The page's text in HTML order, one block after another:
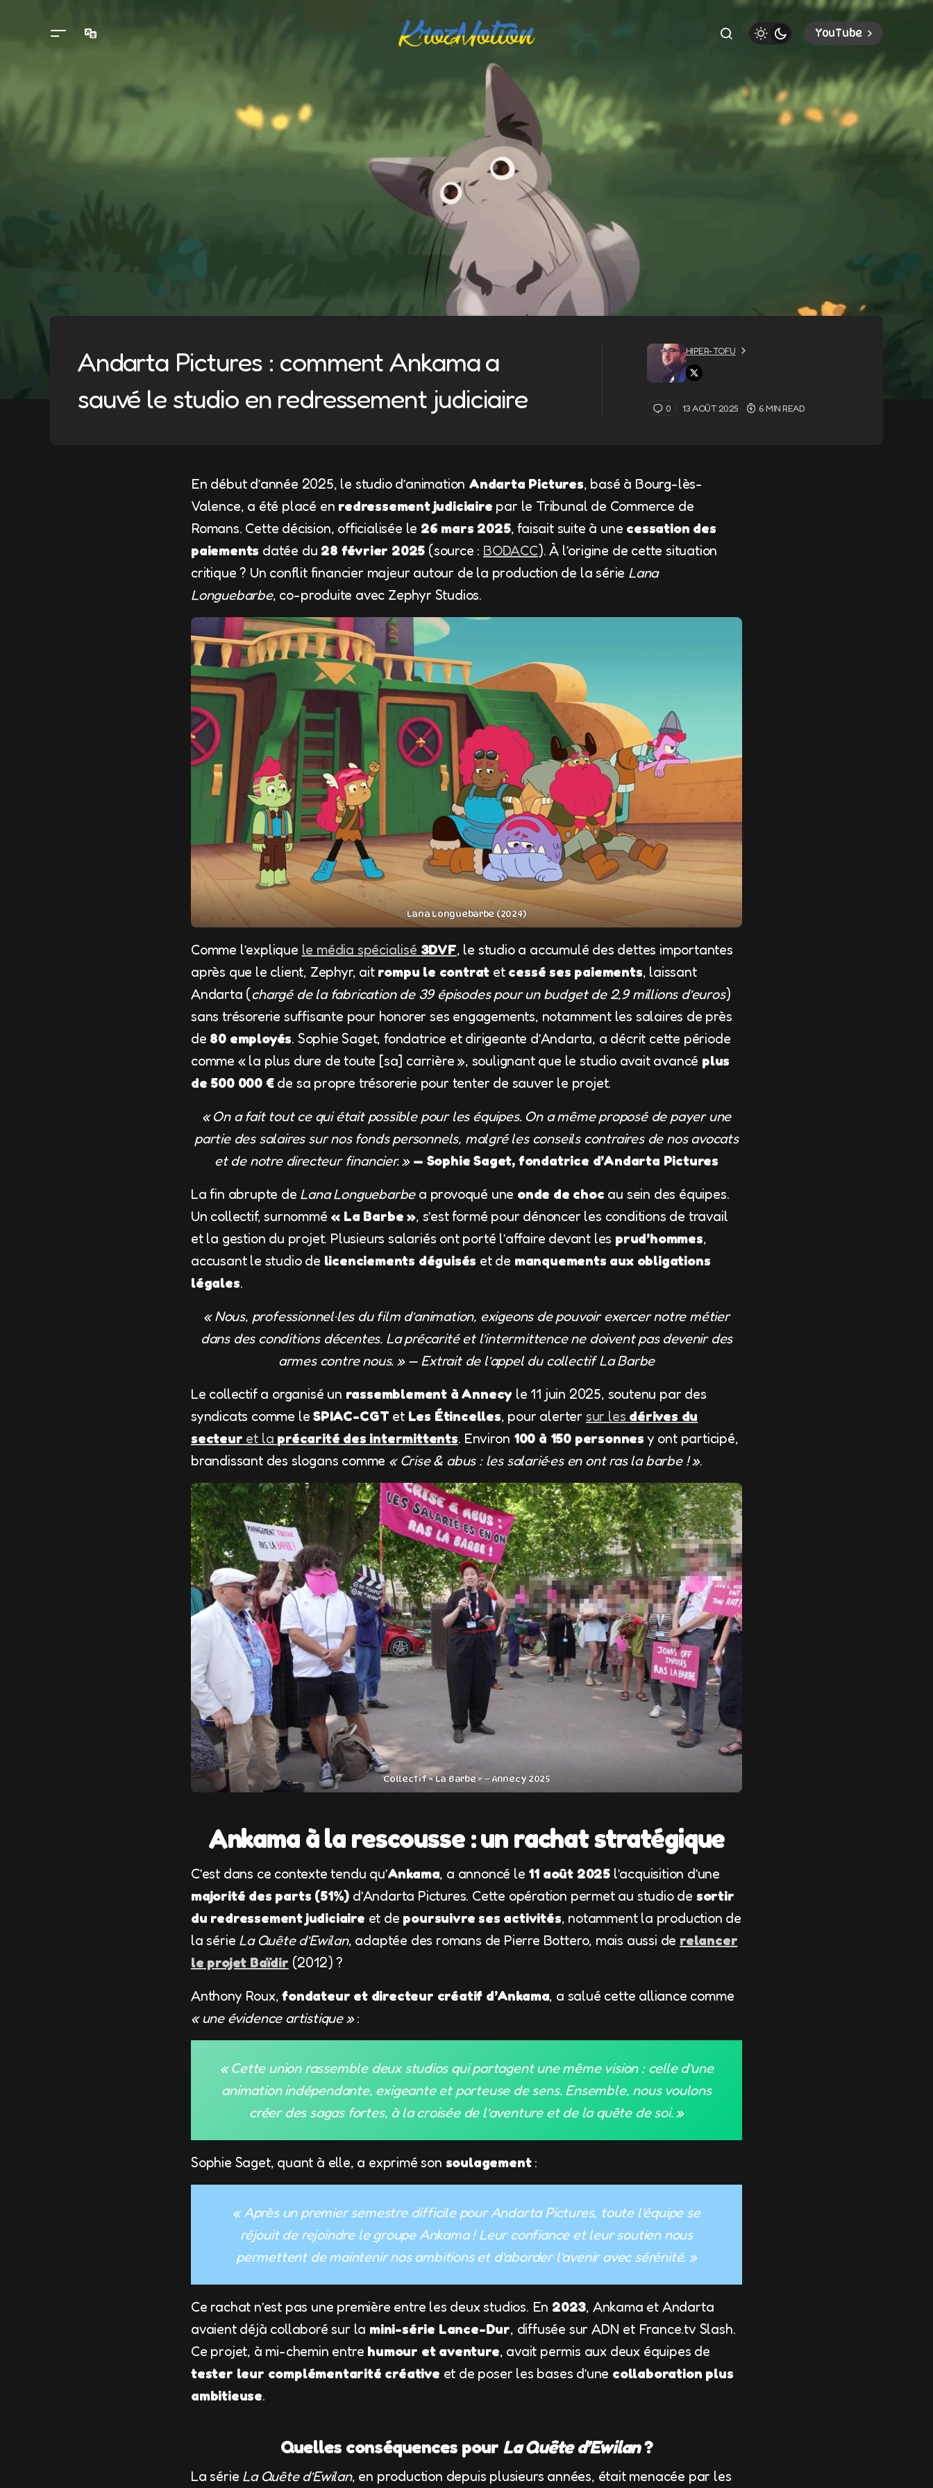
Langues YouTube
Andarta Pictures : comment Ankama a
sauvé le studio en redressement judiciaire
HIPER-TOFU
0 13 AOÛT 2025 6 MIN READ
En début d’année 2025, le studio d’animation Andarta Pictures, basé à Bourg-lès-
Valence, a été placé en redressement judiciaire par le Tribunal de Commerce de
Romans. Cette décision, officialisée le 26 mars 2025, faisait suite à une cessation des
paiements datée du 28 février 2025 (source : BODACC). À l’origine de cette situation
critique ? Un conflit financier majeur autour de la production de la série Lana
Longuebarbe, co-produite avec Zephyr Studios.
Lana Longuebarbe (2024)
Comme l’explique le média spécialisé 3DVF, le studio a accumulé des dettes importantes
après que le client, Zephyr, ait rompu le contrat et cessé ses paiements, laissant
Andarta (chargé de la fabrication de 39 épisodes pour un budget de 2,9 millions d’euros)
sans trésorerie suffisante pour honorer ses engagements, notamment les salaires de près
de 80 employés. Sophie Saget, fondatrice et dirigeante d’Andarta, a décrit cette période
comme « la plus dure de toute [sa] carrière », soulignant que le studio avait avancé plus
de 500 000 €de sa propre trésorerie pour tenter de sauver le projet.
« On a fait tout ce qui était possible pour les équipes. On a même proposé de payer une
partie des salaires sur nos fonds personnels, malgré les conseils contraires de nos avocats
et de notre directeur financier. » — Sophie Saget, fondatrice d’Andarta Pictures
La fin abrupte de Lana Longuebarbea provoqué une onde de choc au sein des équipes.
Un collectif, surnommé « La Barbe », s’est formé pour dénoncer les conditions de travail
et la gestion du projet. Plusieurs salariés ont porté l’affaire devant les prud’hommes,
accusant le studio de licenciements déguisés et de manquements aux obligations
légales.
« Nous, professionnel·les du film d’animation, exigeons de pouvoir exercer notre métier
dans des conditions décentes. La précarité et l’intermittence ne doivent pas devenir des
armes contre nous. » — Extrait de l’appel du collectif La Barbe
Le collectif a organisé un rassemblement à Annecy le 11 juin 2025, soutenu par des
syndicats comme leSPIAC-CGT et Les Étincelles, pour alerter sur les dérives du
secteur et la précarité des intermittents. Environ 100 à 150 personnes y ont participé,
brandissant des slogans comme « Crise & abus : les salarié·es en ont ras la barbe ! ».
Collectif « La Barbe » – Annecy 2025
Ankama à la rescousse : un rachat stratégique
C’est dans ce contexte tendu qu’Ankama, a annoncé le 11 août 2025 l’acquisition d’une
majorité des parts (51%) d’Andarta Pictures. Cette opération permet au studio de sortir
du redressement judiciaire et de poursuivre ses activités, notamment la production de
la série La Quête d’Ewilan, adaptée des romans de Pierre Bottero, mais aussi de relancer
le projet Baïdir (2012) ?
Anthony Roux,fondateur et directeur créatif d’Ankama, a salué cette alliance comme
« une évidence artistique »:
« Cette union rassemble deux studios qui partagent une même vision : celle d’une
animation indépendante, exigeante et porteuse de sens. Ensemble, nous voulons
créer des sagas fortes, à la croisée de l’aventure et de la quête de soi. »
Sophie Saget, quant à elle, a exprimé son soulagement:
« Après un premier semestre difficile pour Andarta Pictures, toute l’équipe se
réjouit de rejoindre le groupe Ankama ! Leur confiance et leur soutien nous
permettent de maintenir nos ambitions et d’aborder l’avenir avec sérénité. »
Ce rachat n’est pas une première entre les deux studios. En 2023, Ankama et Andarta
avaient déjà collaboré sur la mini-série Lance-Dur, diffusée sur ADN et France.tv Slash.
Ce projet, à mi-chemin entre humour et aventure, avait permis aux deux équipes de
tester leur complémentarité créative et de poser les bases d’une collaboration plus
ambitieuse.
Quelles conséquences pour La Quête d’Ewilan?
La série La Quête d’Ewilan, en production depuis plusieurs années, était menacée par les